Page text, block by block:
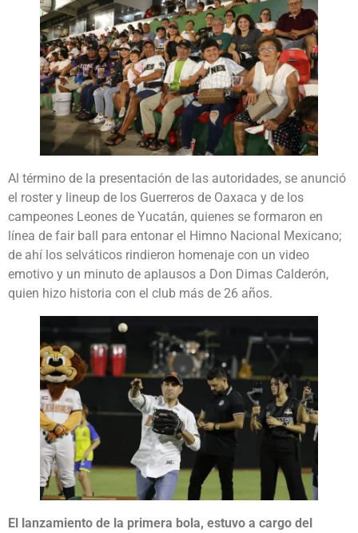
Al término de la presentación de las autoridades, se anunció
el roster y lineup de los Guerreros de Oaxaca y de los
campeones Leones de Yucatán, quienes se formaron en
línea de fair ball para entonar el Himno Nacional Mexicano;
de ahí los selváticos rindieron homenaje con un video
emotivo y un minuto de aplausos a Don Dimas Calderón,
quien hizo historia con el club más de 26 años.
El lanzamiento de la primera bola, estuvo a cargo del